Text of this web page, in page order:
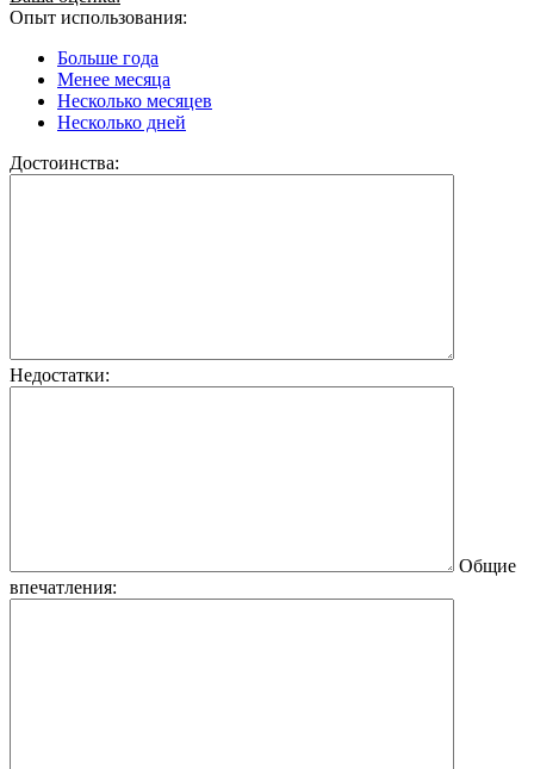
Опыт использования:
Больше года
Менее месяца
Несколько месяцев
Несколько дней
Достоинства:
Недостатки:
Общие
впечатления: